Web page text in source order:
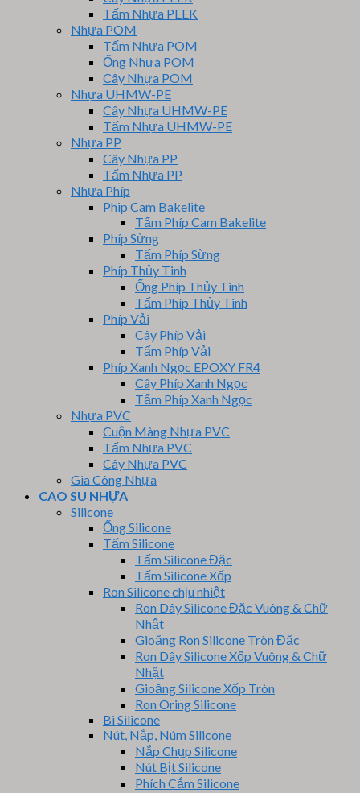
Tấm Nhựa PEEK
Nhựa POM
Tấm Nhựa POM
Ống Nhựa POM
Cây Nhựa POM
Nhựa UHMW-PE
Cây Nhựa UHMW-PE
Tấm Nhựa UHMW-PE
Nhựa PP
Cây Nhựa PP
Tấm Nhựa PP
Nhựa Phíp
Phip Cam Bakelite
Tấm Phíp Cam Bakelite
Phíp Sừng
Tấm Phíp Sừng
Phíp Thủy Tinh
Ống Phíp Thủy Tinh
Tấm Phíp Thủy Tinh
Phíp Vải
Cây Phíp Vải
Tấm Phíp Vải
Phíp Xanh Ngọc EPOXY FR4
Cây Phíp Xanh Ngọc
Tấm Phíp Xanh Ngọc
Nhựa PVC
Cuộn Màng Nhựa PVC
Tấm Nhựa PVC
Cây Nhựa PVC
Gia Công Nhựa
CAO SU NHỰA
Silicone
Ống Silicone
Tấm Silicone
Tấm Silicone Đặc
Tấm Silicone Xốp
Ron Silicone chịu nhiệt
Ron Dây Silicone Đặc Vuông & Chữ
Nhật
Gioăng Ron Silicone Tròn Đặc
Ron Dây Silicone Xốp Vuông & Chữ
Nhật
Gioăng Silicone Xốp Tròn
Ron Oring Silicone
Bi Silicone
Nút, Nắp, Núm Silicone
Nắp Chụp Silicone
Nút Bịt Silicone
Phích Cắm Silicone